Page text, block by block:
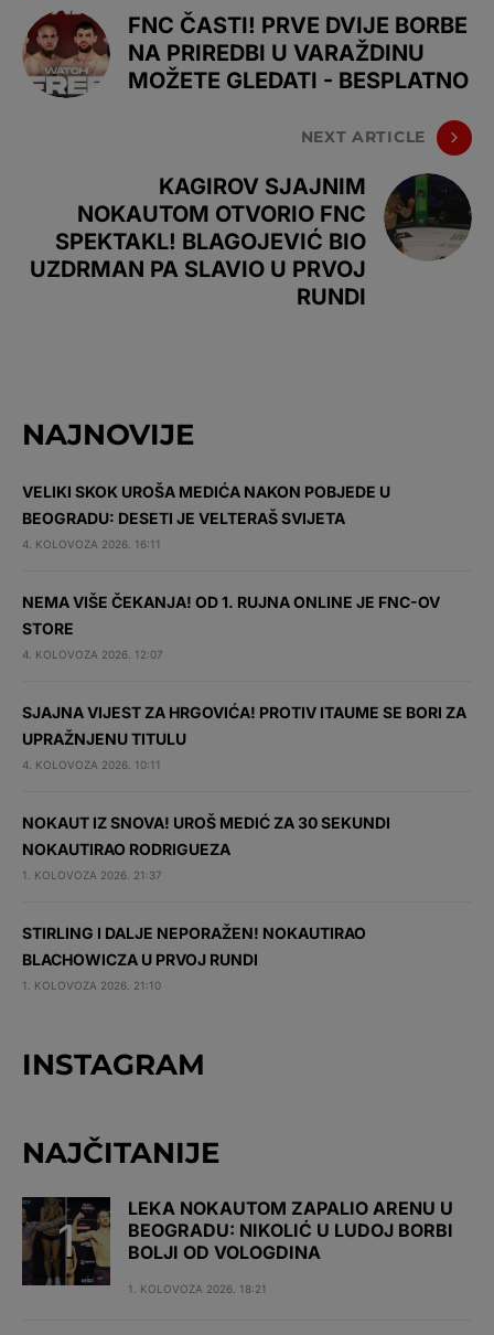
FNC ČASTI! PRVE DVIJE BORBE
NA PRIREDBI U VARAŽDINU
MOŽETE GLEDATI - BESPLATNO
NEXT ARTICLE
KAGIROV SJAJNIM
NOKAUTOM OTVORIO FNC
SPEKTAKL! BLAGOJEVIĆ BIO
UZDRMAN PA SLAVIO U PRVOJ
RUNDI
NAJNOVIJE
VELIKI SKOK UROŠA MEDIĆA NAKON POBJEDE U
BEOGRADU: DESETI JE VELTERAŠ SVIJETA
4. KOLOVOZA 2026. 16:11
NEMA VIŠE ČEKANJA! OD 1. RUJNA ONLINE JE FNC-OV
STORE
4. KOLOVOZA 2026. 12:07
SJAJNA VIJEST ZA HRGOVIĆA! PROTIV ITAUME SE BORI ZA
UPRAŽNJENU TITULU
4. KOLOVOZA 2026. 10:11
NOKAUT IZ SNOVA! UROŠ MEDIĆ ZA 30 SEKUNDI
NOKAUTIRAO RODRIGUEZA
1. KOLOVOZA 2026. 21:37
STIRLING I DALJE NEPORAŽEN! NOKAUTIRAO
BLACHOWICZA U PRVOJ RUNDI
1. KOLOVOZA 2026. 21:10
INSTAGRAM
NAJČITANIJE
LEKA NOKAUTOM ZAPALIO ARENU U
BEOGRADU: NIKOLIĆ U LUDOJ BORBI
BOLJI OD VOLOGDINA
1. KOLOVOZA 2026. 18:21